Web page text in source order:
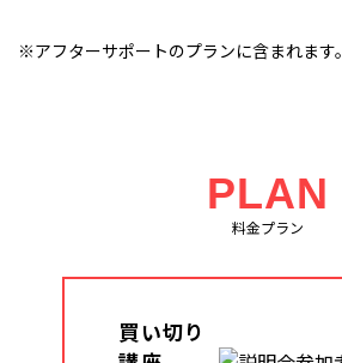
※アフターサポートのプランに含まれます。
PLAN
料金プラン
買い切り